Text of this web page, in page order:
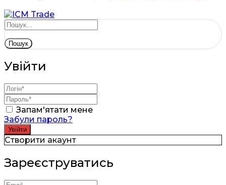
Пошук
Увійти
Запам'ятати мене
Забули пароль?
Створити акаунт
Зареєструватись